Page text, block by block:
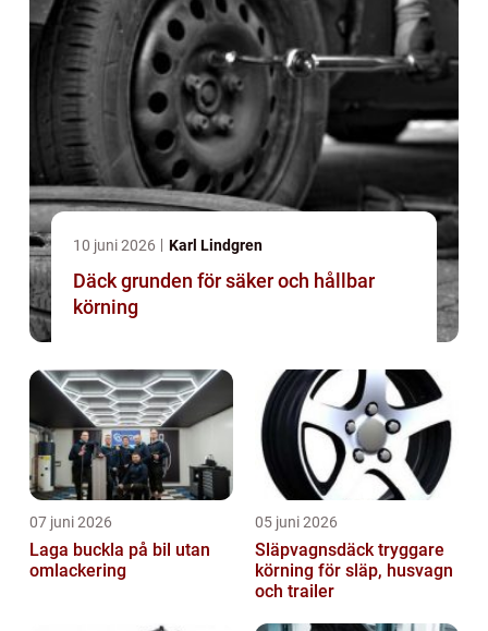
10 juni 2026 Karl Lindgren
Däck grunden för säker och hållbar
körning
07 juni 2026
Laga buckla på bil utan
omlackering
05 juni 2026
Släpvagnsdäck tryggare
körning för släp, husvagn
och trailer